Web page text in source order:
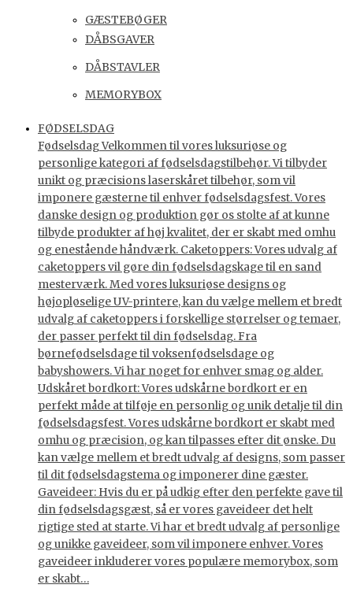
GÆSTEBØGER
DÅBSGAVER
DÅBSTAVLER
MEMORYBOX
FØDSELSDAG
Fødselsdag Velkommen til vores luksuriøse og
personlige kategori af fødselsdagstilbehør. Vi tilbyder
unikt og præcisions laserskåret tilbehør, som vil
imponere gæsterne til enhver fødselsdagsfest. Vores
danske design og produktion gør os stolte af at kunne
tilbyde produkter af høj kvalitet, der er skabt med omhu
og enestående håndværk. Caketoppers: Vores udvalg af
caketoppers vil gøre din fødselsdagskage til en sand
mesterværk. Med vores luksuriøse designs og
højopløselige UV-printere, kan du vælge mellem et bredt
udvalg af caketoppers i forskellige størrelser og temaer,
der passer perfekt til din fødselsdag. Fra
børnefødselsdage til voksenfødselsdage og
babyshowers. Vi har noget for enhver smag og alder.
Udskåret bordkort: Vores udskårne bordkort er en
perfekt måde at tilføje en personlig og unik detalje til din
fødselsdagsfest. Vores udskårne bordkort er skabt med
omhu og præcision, og kan tilpasses efter dit ønske. Du
kan vælge mellem et bredt udvalg af designs, som passer
til dit fødselsdagstema og imponerer dine gæster.
Gaveideer: Hvis du er på udkig efter den perfekte gave til
din fødselsdagsgæst, så er vores gaveideer det helt
rigtige sted at starte. Vi har et bredt udvalg af personlige
og unikke gaveideer, som vil imponere enhver. Vores
gaveideer inkluderer vores populære memorybox, som
er skabt…